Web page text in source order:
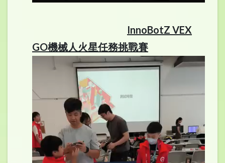
InnoBotZ VEX
GO機械人火星任務挑戰賽